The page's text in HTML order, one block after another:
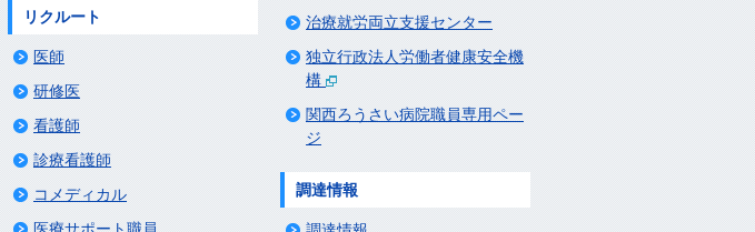
リクルート
医師
研修医
看護師
診療看護師
コメディカル
治療就労両立支援センター
独立行政法人労働者健康安全機
構
関西ろうさい病院職員専用ペー
ジ
調達情報